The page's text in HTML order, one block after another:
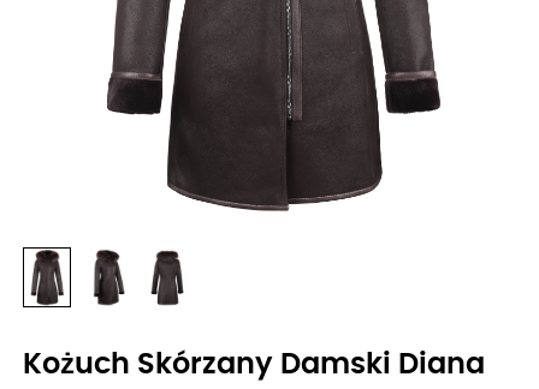
Kożuch Skórzany Damski Diana